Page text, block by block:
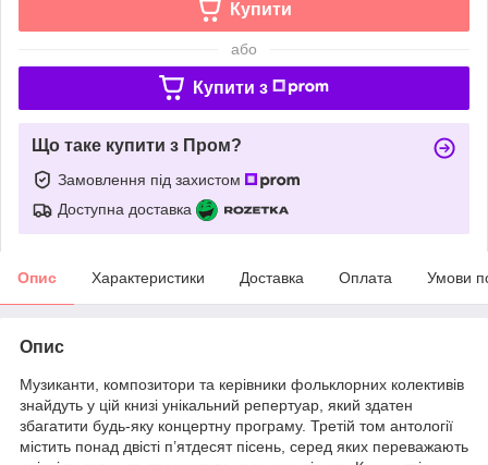
Купити
або
Купити з
Що таке купити з Пром?
Замовлення під захистом
Доступна доставка
Опис Характеристики Доставка Оплата Умови
Опис
Музиканти, композитори та керівники фольклорних колективів
знайдуть у цій книзі унікальний репертуар, який здатен
збагатити будь-яку концертну програму. Третій том антології
містить понад двісті п’ятдесят пісень, серед яких переважають